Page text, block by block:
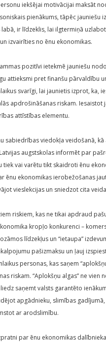
iekšējai motivācijai maksāt
pienākums, tāpēc jauniešu
ir līdzeklis, lai ilgtermiņā
izvairīties no ēnu ekonomikas.
pozitīvi ietekmē jauniešu
attieksmi pret finanšu pārvaldību
svarīgi, lai jaunietis izprot, ka,
apdrošināšanas riskam. Iesaistot
attīstības elementu.
sabiedrības viedokļa veidošanā, kā
augstskolas informēt par
vai varētu tikt skaidroti ēnu
ēnu ekonomikas ierobežošanas
vieslekcijas un sniedzot cita
riskiem, kas ne tikai apdraud
kropļo konkurenci –
līdzekļus un “ietaupa”
pašizmaksu un ļauj
personas, kas saņem
riskam. “Aplokšņu algas” ne
saņemt valsts garantēto
apgādnieku, slimības
ar arodslimību.
par ēnu ekonomikas